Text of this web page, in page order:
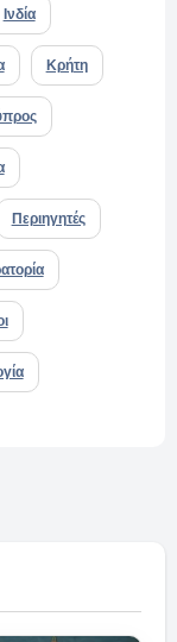
Ινδία
Κρήτη
Περιηγητές